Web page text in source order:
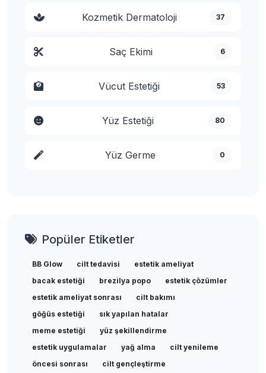
Kozmetik Dermatoloji 37
Saç Ekimi 6
Vücut Estetiği 53
Yüz Estetiği 80
Yüz Germe 0
Popüler Etiketler
BB Glow cilt tedavisi
estetik ameliyat
bacak estetiği
brezilya popo
estetik çözümler
estetik ameliyat sonrası
cilt bakımı
göğüs estetiği
sık yapılan hatalar
meme estetiği
yüz şekillendirme
estetik uygulamalar
yağ alma
cilt yenileme
öncesi sonrası
cilt gençleştirme